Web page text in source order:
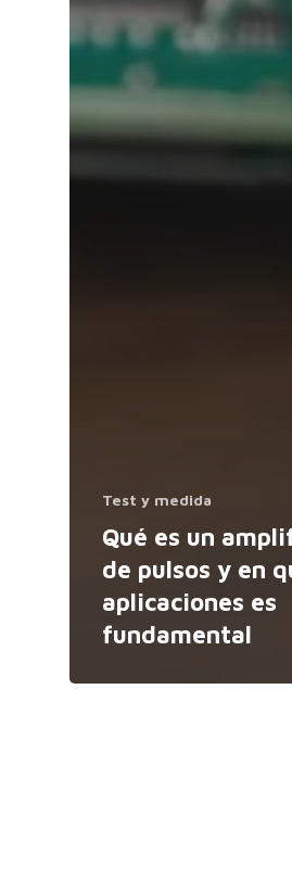
Test y medida
Qué es un
de pulsos y en
aplicaciones es
fundamental